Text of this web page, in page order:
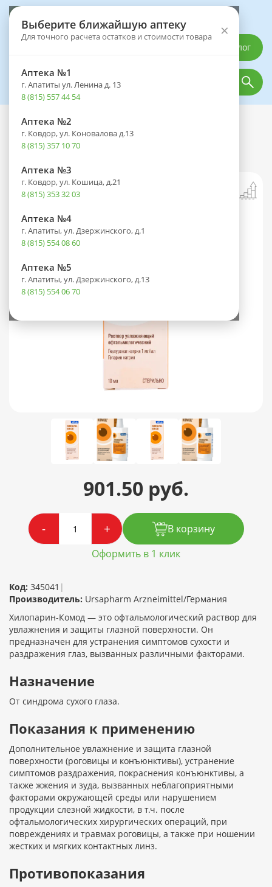
Выберите ближайшую аптеку
Для точного расчета остатков и стоимости товара ×
Аптека №1
г. Апатиты ул. Ленина д. 13
8 (815) 557 44 54
Аптека №2
г. Ковдор, ул. Коновалова д.13
8 (815) 357 10 70
Аптека №3
г. Ковдор, ул. Кошица, д.21
8 (815) 353 32 03
Аптека №4
г. Апатиты, ул. Дзержинского, д.1
8 (815) 554 08 60
Аптека №5
г. Апатиты, ул. Дзержинского, д.13
8 (815) 554 06 70
Каталог
Каталог Оптика
Хилопарин-Комод конт.(р-р увлажн.
офтальмол.) 10мл
901.50 руб.
- +
В корзину
Оформить в 1 клик
Код: 345041 |
Производитель: Ursapharm Arzneimittel/Германия
Хилопарин-Комод — это офтальмологический раствор для
увлажнения и защиты глазной поверхности. Он
предназначен для устранения симптомов сухости и
раздражения глаз, вызванных различными факторами.
Назначение
От синдрома сухого глаза.
Показания к применению
Дополнительное увлажнение и защита глазной
поверхности (роговицы и конъюнктивы), устранение
симптомов раздражения, покраснения конъюнктивы, а
также жжения и зуда, вызванных неблагоприятными
факторами окружающей среды или нарушением
продукции слезной жидкости, в т.ч. после
офтальмологических хирургических операций, при
повреждениях и травмах роговицы, а также при ношении
жестких и мягких контактных линз.
Противопоказания